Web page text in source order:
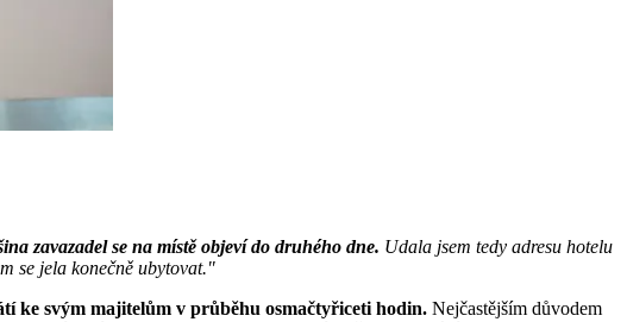
zavazadel se na místě objeví do druhého dne. Udala jsem tedy adresu hotelu
se jela konečně ubytovat."
ke svým majitelům v průběhu osmačtyřiceti hodin. Nejčastějším důvodem